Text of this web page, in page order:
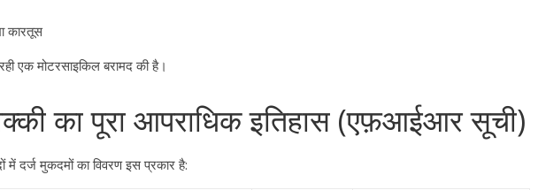
कारतूस
एक मोटरसाइकिल बरामद की है।
का पूरा आपराधिक इतिहास (एफ़आईआर सूची)
दर्ज मुकदमों का विवरण इस प्रकार है: